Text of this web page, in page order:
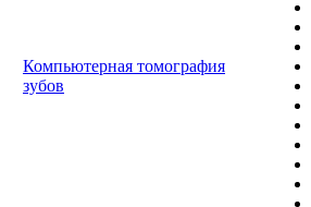
Компьютерная томография
зубов